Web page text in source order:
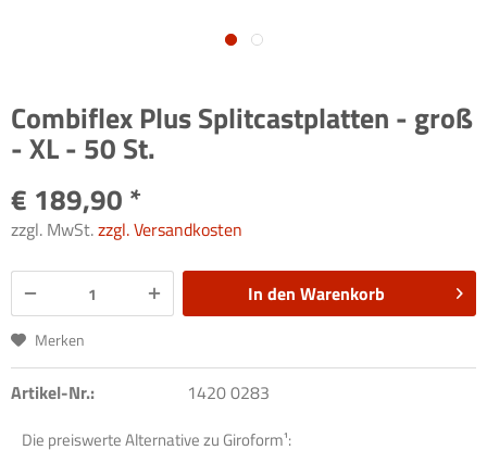
Combiflex Plus Splitcastplatten - groß
- XL - 50 St.
€ 189,90 *
zzgl. MwSt.zzgl. Versandkosten
In den Warenkorb
Merken
Artikel-Nr.: 1420 0283
Die preiswerte Alternative zu Giroform¹: